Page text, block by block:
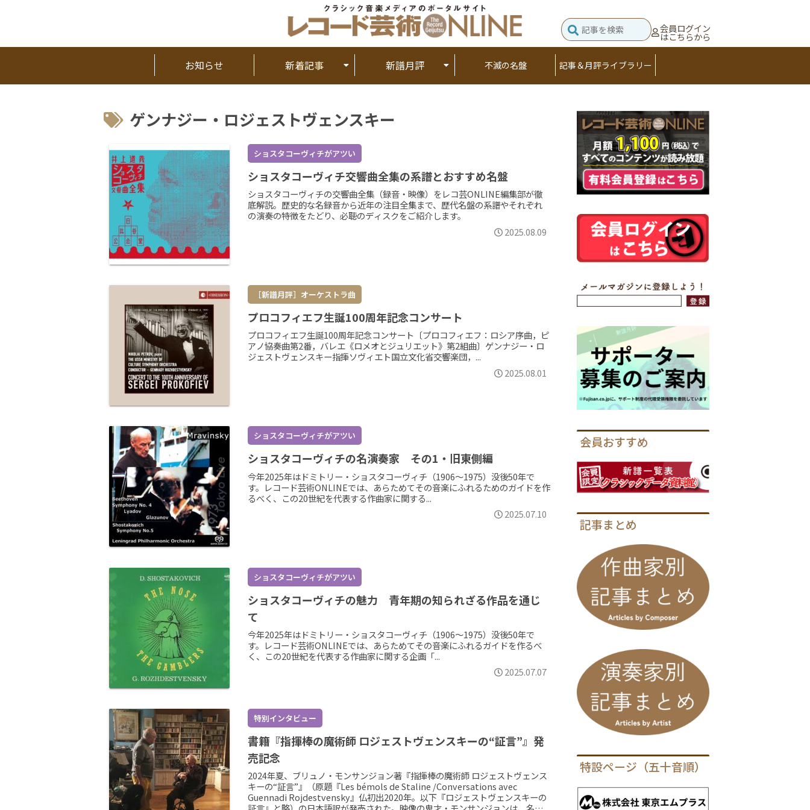
会員ログイン
はこちらから
お知らせ 新着記事 新譜月評 不滅の名盤 記事＆月評ライブラリー
ゲンナジー・ロジェストヴェンスキー
ショスタコーヴィチがアツい
ショスタコーヴィチ交響曲全集の系譜とおすすめ名盤
ショスタコーヴィチの交響曲全集（録音・映像）をレコ芸ONLINE編集部が徹
底解説。歴史的な名録音から近年の注目全集まで、歴代名盤の系譜やそれぞれ
の演奏の特徴をたどり、必聴のディスクをご紹介します。
2025.08.09
［新譜月評］オーケストラ曲
プロコフィエフ生誕100周年記念コンサート
プロコフィエフ生誕100周年記念コンサート〔プロコフィエフ：ロシア序曲，ピ
アノ協奏曲第2番，バレエ《ロメオとジュリエット》第2組曲〕ゲンナジー・ロ
ジェストヴェンスキー指揮ソヴィエト国立文化省交響楽団，...
2025.08.01
ショスタコーヴィチがアツい
ショスタコーヴィチの名演奏家 その1・旧東側編
今年2025年はドミトリー・ショスタコーヴィチ（1906～1975）没後50年で
す。レコード芸術ONLINEでは、あらためてその音楽にふれるためのガイドを作
るべく、この20世紀を代表する作曲家に関する...
2025.07.10
ショスタコーヴィチがアツい
ショスタコーヴィチの魅力 青年期の知られざる作品を通じ
て
今年2025年はドミトリー・ショスタコーヴィチ（1906～1975）没後50年で
す。レコード芸術ONLINEでは、あらためてその音楽にふれるガイドを作るべ
く、この20世紀を代表する作曲家に関する企画「...
2025.07.07
特別インタビュー
書籍『指揮棒の魔術師 ロジェストヴェンスキーの“証言”』発
売記念
2024年夏、ブリュノ・モンサンジョン著『指揮棒の魔術師 ロジェストヴェンス
キーの“証言”』（原題『Les bémols de Staline /Conversations avec
Guennadi Rojdestvensky』仏初出2020年。以下『ロジェストヴェンスキーの
会員おすすめ
記事まとめ
特設ページ（五十音順）